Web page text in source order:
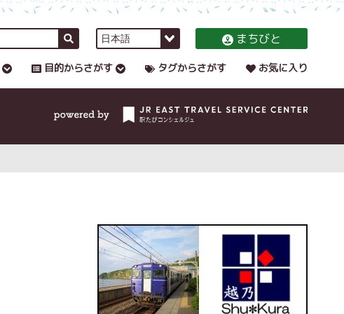
まちびと
目的からさがす タグからさがす お気に入り